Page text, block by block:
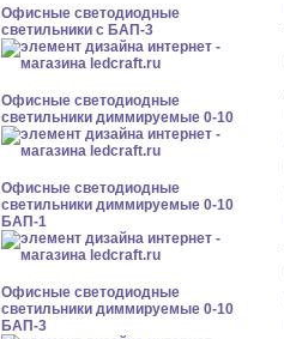
Офисные светодиодные
светильники с БАП-3
Офисные светодиодные
светильники диммируемые 0-10
Офисные светодиодные
светильники диммируемые 0-10
БАП-1
Офисные светодиодные
светильники диммируемые 0-10
БАП-3